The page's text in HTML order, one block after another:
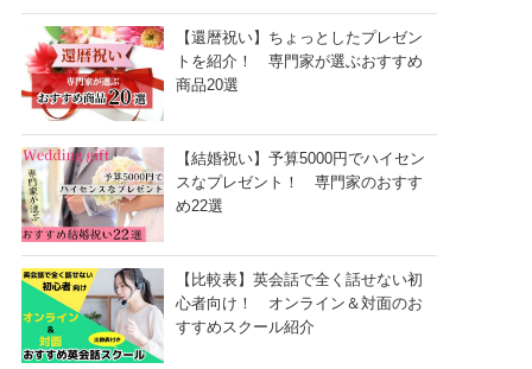
【還暦祝い】ちょっとしたプレゼン
トを紹介！ 専門家が選ぶおすすめ
商品20選
【結婚祝い】予算5000円でハイセン
スなプレゼント！ 専門家のおすす
め22選
【比較表】英会話で全く話せない初
心者向け！ オンライン＆対面のお
すすめスクール紹介